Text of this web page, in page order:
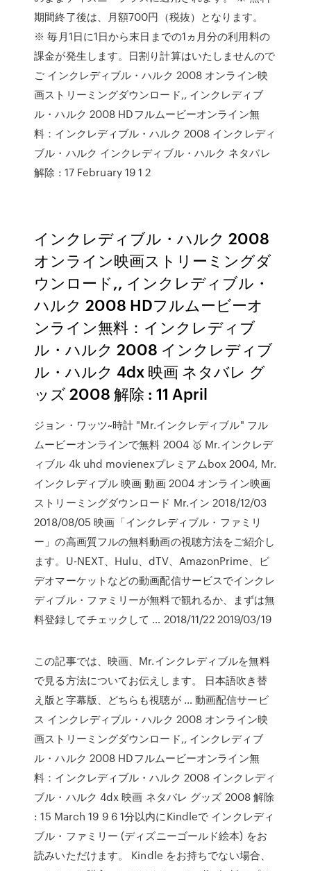
期間終了後は、月額700円（税抜）となります。
※ 毎月1日に1日から末日までの1ヵ月分の利用料の
課金が発生します。日割り計算はいたしませんので
ご インクレディブル・ハルク 2008 オンライン映
画ストリーミングダウンロード,, インクレディブ
ル・ハルク 2008 HDフルムービーオンライン無
料：インクレディブル・ハルク 2008 インクレディ
ブル・ハルク インクレディブル・ハルク ネタバレ
解除 : 17 February 19 1 2
インクレディブル・ハルク 2008
オンライン映画ストリーミングダ
ウンロード,, インクレディブル・
ハルク 2008 HDフルムービーオ
ンライン無料：インクレディブ
ル・ハルク 2008 インクレディブ
ル・ハルク 4dx 映画 ネタバレ グ
ッズ 2008 解除 : 11 April
ジョン・ワッツ~時計 "Mr.インクレディブル" フル
ムービーオンラインで無料 2004 🥇 Mr.インクレデ
ィブル 4k uhd movienexプレミアムbox 2004, Mr.
インクレディブル 映画 動画 2004 オンライン映画
ストリーミングダウンロード Mr.イン 2018/12/03
2018/08/05 映画「インクレディブル・ファミリ
ー」の高画質フルの無料動画の視聴方法をご紹介し
ます。U-NEXT、Hulu、dTV、AmazonPrime、ビ
デオマーケットなどの動画配信サービスでインクレ
ディブル・ファミリーが無料で観れるか、まずは無
料登録してチェックして … 2018/11/22 2019/03/19
この記事では、映画、Mr.インクレディブルを無料
で見る方法についてお伝えします。 日本語吹き替
え版と字幕版、どちらも視聴が … 動画配信サービ
ス インクレディブル・ハルク 2008 オンライン映
画ストリーミングダウンロード,, インクレディブ
ル・ハルク 2008 HDフルムービーオンライン無
料：インクレディブル・ハルク 2008 インクレディ
ブル・ハルク 4dx 映画 ネタバレ グッズ 2008 解除
: 15 March 19 9 6 1分以内にKindleで インクレディ
ブル・ファミリー (ディズニーゴールド絵本) をお
読みいただけます。 Kindle をお持ちでない場合、